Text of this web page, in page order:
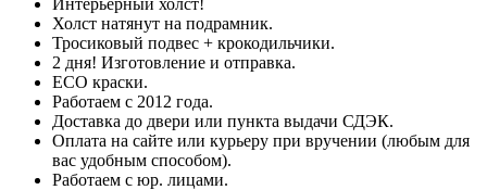
Холст натянут на подрамник.
Тросиковый подвес + крокодильчики.
2 дня! Изготовление и отправка.
ECO краски.
Работаем с 2012 года.
Доставка до двери или пункта выдачи СДЭК.
Оплата на сайте или курьеру при вручении (любым для
вас удобным способом).
Работаем с юр. лицами.